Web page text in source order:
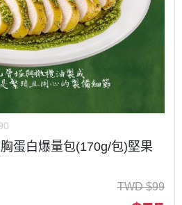
蛋白爆量包(170g/包)堅果
TWD $99